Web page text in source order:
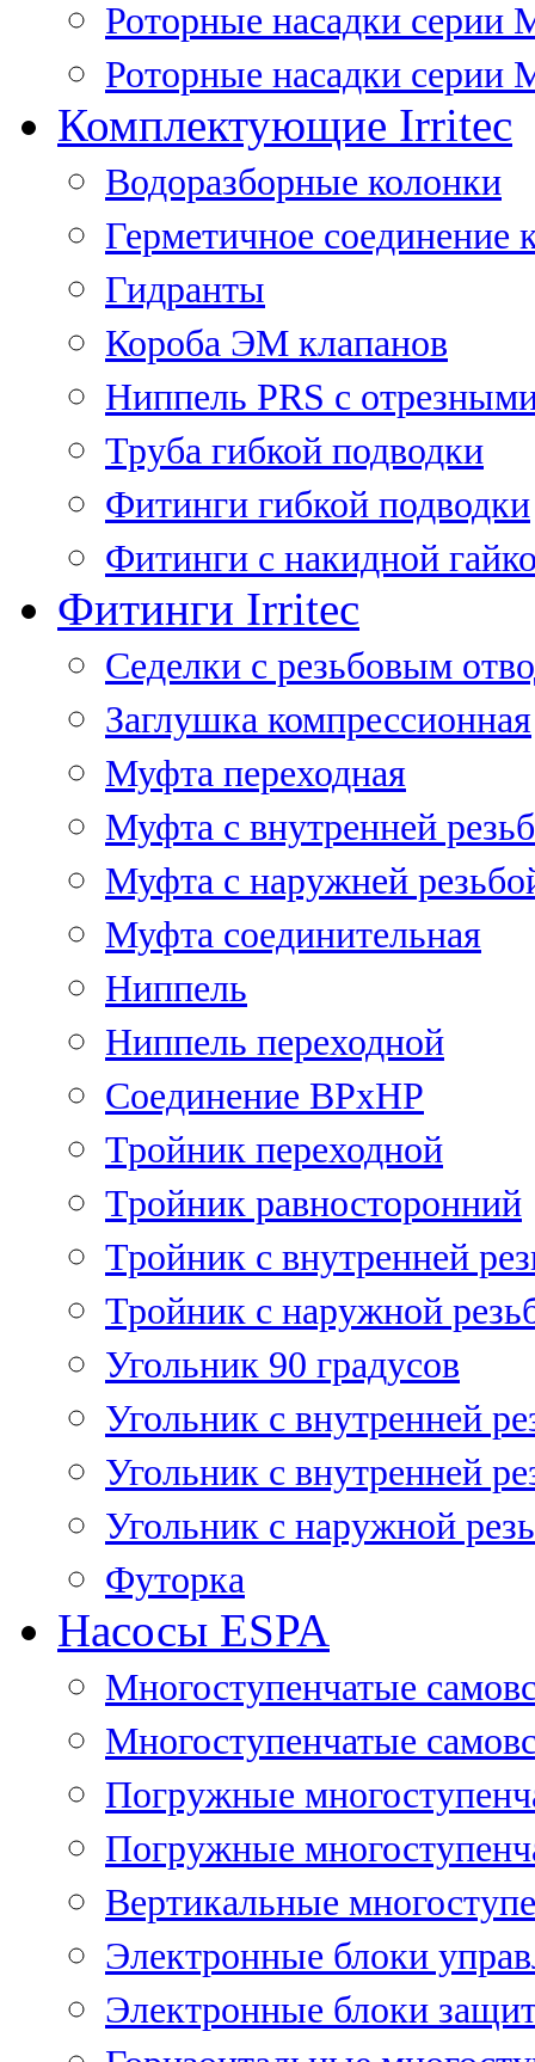
Роторные насадки серии
Роторные насадки серии
Комплектующие Irritec
Водоразборные колонки
Герметичное соединение
Гидранты
Короба ЭМ клапанов
Ниппель PRS с
Труба гибкой подводки
Фитинги гибкой подводки
Фитинги с накидной
Фитинги Irritec
Седелки с резьбовым
Заглушка компрессионная
Муфта переходная
Муфта с внутренней
Муфта с наружней
Муфта соединительная
Ниппель
Ниппель переходной
Соединение ВРхНР
Тройник переходной
Тройник равносторонний
Тройник с внутренней
Тройник с наружной
Угольник 90 градусов
Угольник c внутренней
Угольник с внутренней
Угольник с наружной
Футорка
Насосы ESPA
Многоступенчатые
Многоступенчатые
Погружные
Погружные
Вертикальные
Электронные блоки
Электронные блоки